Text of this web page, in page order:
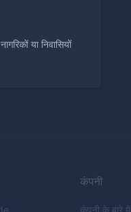
कंपनी
कंपनी के बारे में
या निवासियों